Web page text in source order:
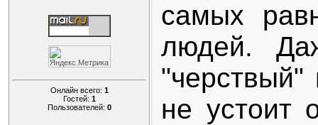
Онлайн всего: 1
Гостей: 1
Пользователей: 0
самых
людей.
не устоит